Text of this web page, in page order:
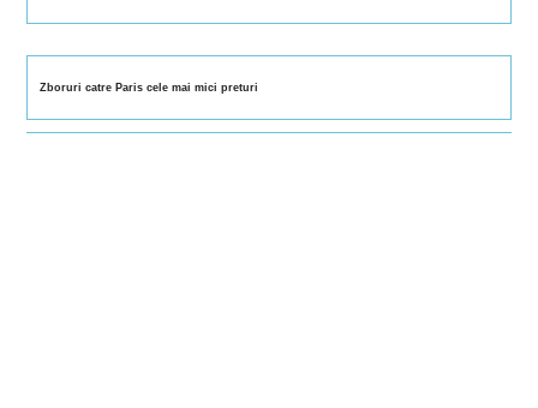
Zboruri catre Paris cele mai mici preturi